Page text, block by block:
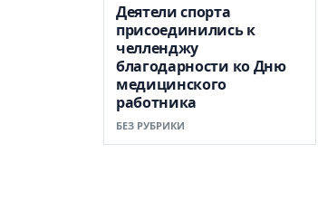
Деятели спорта
присоединились к
челленджу
благодарности ко Дню
медицинского
работника
БЕЗ РУБРИКИ